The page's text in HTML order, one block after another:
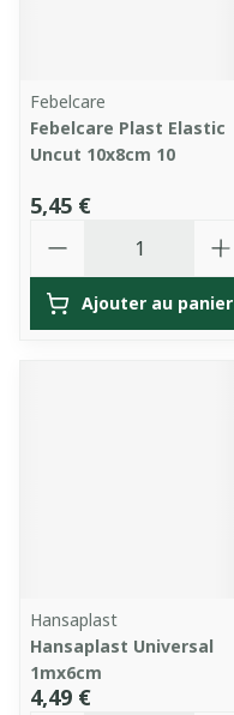
Febelcare
Febelcare Plast Elastic
Uncut 10x8cm 10
5,45 €
Ajouter au panier
Hansaplast
Hansaplast Universal
1mx6cm
4,49 €